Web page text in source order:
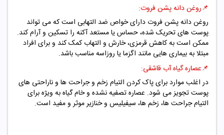
📌روغن دانه پشن فروت:
روغن دانه پشن فروت دارای خواص ضد التهابی است که می تواند
پوست های تحریک شده، حساس یا مستعد آکنه را تسکین و آرام کند.
ممکن است به کاهش قرمزی، خارش و التهاب کمک کند و برای افراد
مبتلا به بیماری هایی مانند اگزما یا روزاسه مناسب باشد.
📌عصاره گیاه آب قاشقی:
در اغلب موارد برای پاک کردن التیام زخم و جراحت ها و ناراحتی های
پوست تجویز می شود. عصاره تصفیه نشده و خام گیاه به ویژه برای
التیام جراحت ها، زخم ها، سیفیلیس و خنازیر موثر و مفید است.